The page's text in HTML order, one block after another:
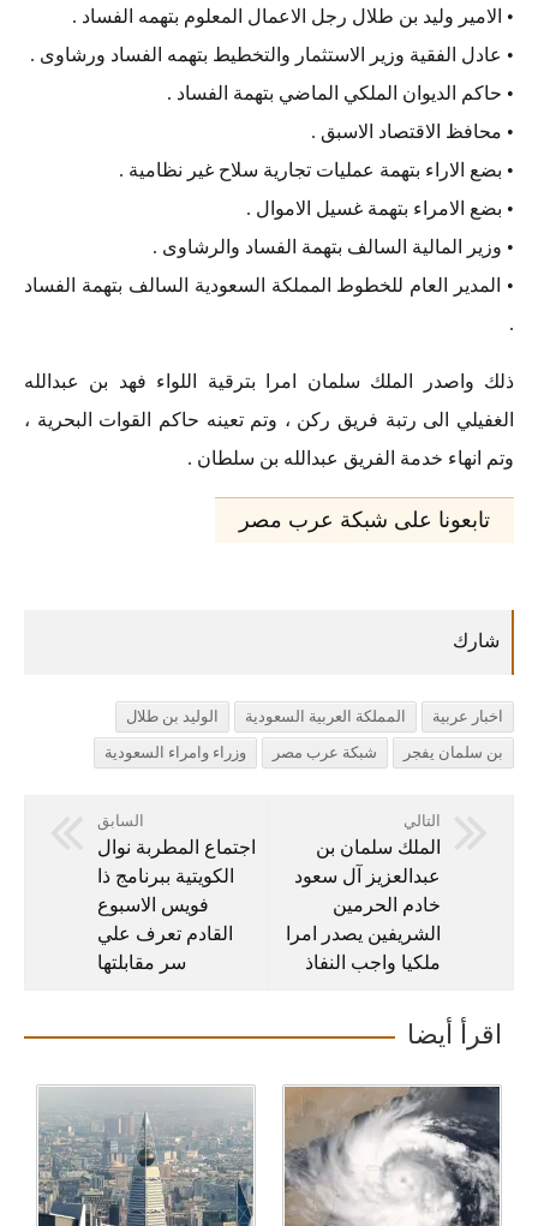
• الامير وليد بن طلال رجل الاعمال المعلوم بتهمه الفساد .
• عادل الفقية وزير الاستثمار والتخطيط بتهمه الفساد ورشاوى .
• حاكم الديوان الملكي الماضي بتهمة الفساد .
• محافظ الاقتصاد الاسبق .
• بضع الاراء بتهمة عمليات تجارية سلاح غير نظامية .
• بضع الامراء بتهمة غسيل الاموال .
• وزير المالية السالف بتهمة الفساد والرشاوى .
• المدير العام للخطوط المملكة السعودية السالف بتهمة الفساد
.
ذلك واصدر الملك سلمان امرا بترقية اللواء فهد بن عبدالله
الغفيلي الى رتبة فريق ركن ، وتم تعينه حاكم القوات البحرية ،
وتم انهاء خدمة الفريق عبدالله بن سلطان .
تابعونا على شبكة عرب مصر
اخبار عربية المملكة العربية السعودية
الوليد بن طلال
بن سلمان يفجر
شبكة عرب مصر وزراء وامراء السعودية
التالي
الملك سلمان بن
عبدالعزيز آل سعود
خادم الحرمين
الشريفين يصدر امرا
ملكيا واجب النفاذ
السابق
اجتماع المطربة نوال
الكويتية ببرنامج ذا
فويس الاسبوع
القادم تعرف علي
سر مقابلتها
اقرأ أيضا